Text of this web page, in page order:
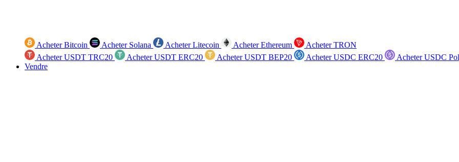
Acheter Bitcoin Acheter Solana Acheter Litecoin Acheter Ethereum
Acheter TRON
Acheter USDT TRC20
Acheter USDT ERC20 Acheter USDT BEP20 Acheter USDC ERC20
Acheter USDC
Vendre